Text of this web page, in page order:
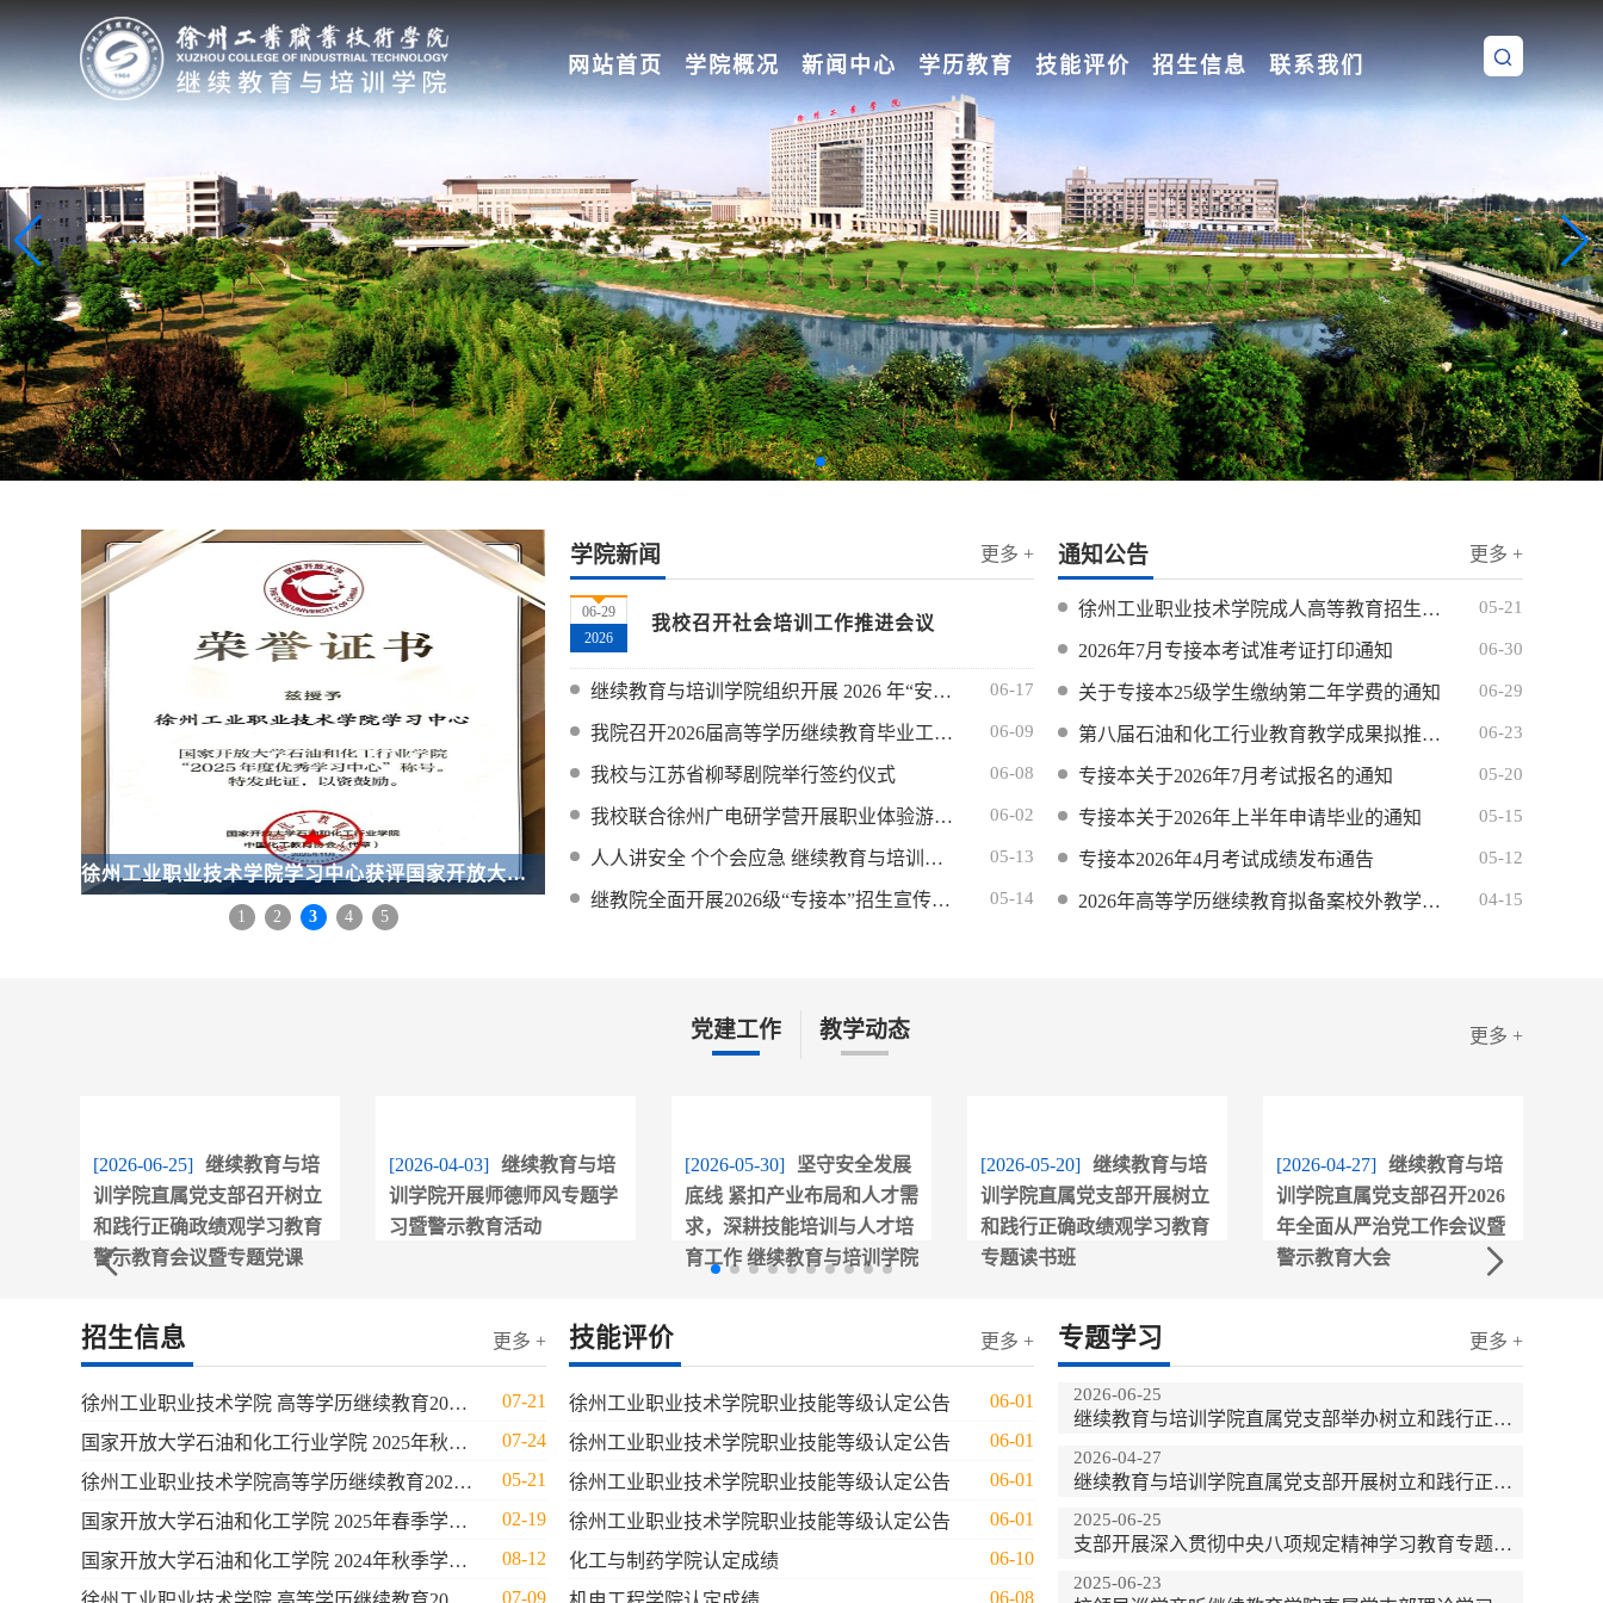
网站首页 学院概况 新闻中心 学历教育 技能评价 招生信息 联系我们
继续教育学院召开学期安全稳定工作专题会 继续教育学院举办“专转本”政策与考试指导讲座
1 2 3 4 5
学院新闻 更多 +
06-29
2026
我校召开社会培训工作推进会议
继续教育与培训学院组织开展 2026 年“安全生产月” 专题集中学习 06-17
我院召开2026届高等学历继续教育毕业工作暨2026年招生工作动员会 06-09
我校与江苏省柳琴剧院举行签约仪式 06-08
我校联合徐州广电研学营开展职业体验游学活动 06-02
人人讲安全 个个会应急 继续教育与培训学院开展全国防灾减灾日专题教育活动 05-13
继教院全面开展2026级“专接本”招生宣传工作 05-14
通知公告 更多 +
徐州工业职业技术学院成人高等教育招生声明 05-21
2026年7月专接本考试准考证打印通知 06-30
关于专接本25级学生缴纳第二年学费的通知 06-29
第八届石油和化工行业教育教学成果拟推荐项目公示 06-23
专接本关于2026年7月考试报名的通知 05-20
专接本关于2026年上半年申请毕业的通知 05-15
专接本2026年4月考试成绩发布通告 05-12
2026年高等学历继续教育拟备案校外教学点公示 04-15
党建工作 教学动态 更多 +
[2026-06-25]
继续教育与培
训学院直属党支部召开树立
和践行正确政绩观学习教育
警示教育会议暨专题党课
[2026-04-03]
继续教育与培
训学院开展师德师风专题学
习暨警示教育活动
[2026-05-30]
坚守安全发展
底线 紧扣产业布局和人才需
求，深耕技能培训与人才培
育工作 继续教育与培训学院
[2026-05-20]
继续教育与培
训学院直属党支部开展树立
和践行正确政绩观学习教育
专题读书班
[2026-04-27]
继续教育与培
训学院直属党支部召开2026
年全面从严治党工作会议暨
警示教育大会
招生信息 更多 +
徐州工业职业技术学院 高等学历继续教育2026年招生简章 07-21
国家开放大学石油和化工行业学院 2025年秋季学期招生简章 （徐州工业学院学习中心） 07-24
徐州工业职业技术学院高等学历继续教育2025年招生简章 05-21
国家开放大学石油和化工学院 2025年春季学期招生简章 （徐州工业学院学习中心） 02-19
国家开放大学石油和化工学院 2024年秋季学期招生简章 （徐州工业学院学习中心） 08-12
07-09
技能评价 更多 +
徐州工业职业技术学院职业技能等级认定公告 06-01
徐州工业职业技术学院职业技能等级认定公告 06-01
徐州工业职业技术学院职业技能等级认定公告 06-01
徐州工业职业技术学院职业技能等级认定公告 06-01
化工与制药学院认定成绩 06-10
06-08
专题学习 更多 +
2026-06-25
继续教育与培训学院直属党支部举办树立和践行正确政绩观学习教育专题读书班
2026-04-27
继续教育与培训学院直属党支部开展树立和践行正确政绩观学习教育专题读书班
2025-06-25
支部开展深入贯彻中央八项规定精神学习教育专题研讨
2025-06-23